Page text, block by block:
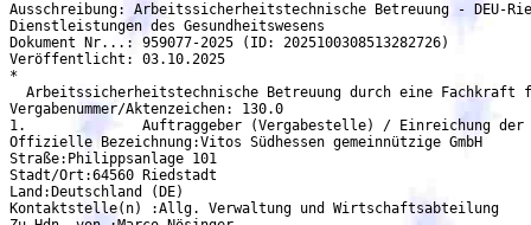
Ausschreibung: Arbeitssicherheitstechnische Betreuung - DEU-
Dienstleistungen des Gesundheitswesens
Dokument Nr...: 959077-2025 (ID: 2025100308513282726)
Veröffentlicht: 03.10.2025
*
Arbeitssicherheitstechnische Betreuung durch eine Fachkraft
Vergabenummer/Aktenzeichen: 130.0
1.		Auftraggeber (Vergabestelle) / Einreichung der Angebote / Zuschlagserteilung:
Offizielle Bezeichnung:Vitos Südhessen gemeinnützige GmbH
Straße:Philippsanlage 101
Stadt/Ort:64560 Riedstadt
Land:Deutschland (DE)
Kontaktstelle(n) :Allg. Verwaltung und Wirtschaftsabteilung